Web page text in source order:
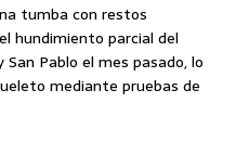
tumba con restos
hundimiento parcial del
Pablo el mes pasado, lo
mediante pruebas de